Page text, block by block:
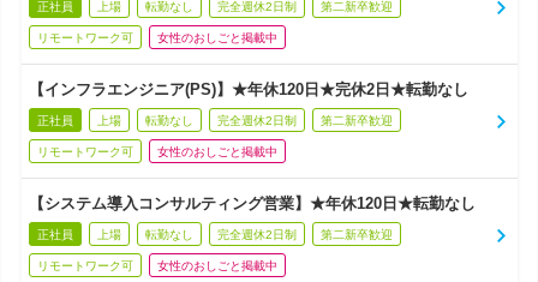
正社員 上場 転勤なし 完全週休2日制 第二新卒歓迎
リモートワーク可 女性のおしごと掲載中
【インフラエンジニア(PS)】★年休120日★完休2日★転勤なし
正社員 上場 転勤なし 完全週休2日制 第二新卒歓迎
リモートワーク可 女性のおしごと掲載中
【システム導入コンサルティング営業】★年休120日★転勤なし
正社員 上場 転勤なし 完全週休2日制 第二新卒歓迎
リモートワーク可 女性のおしごと掲載中